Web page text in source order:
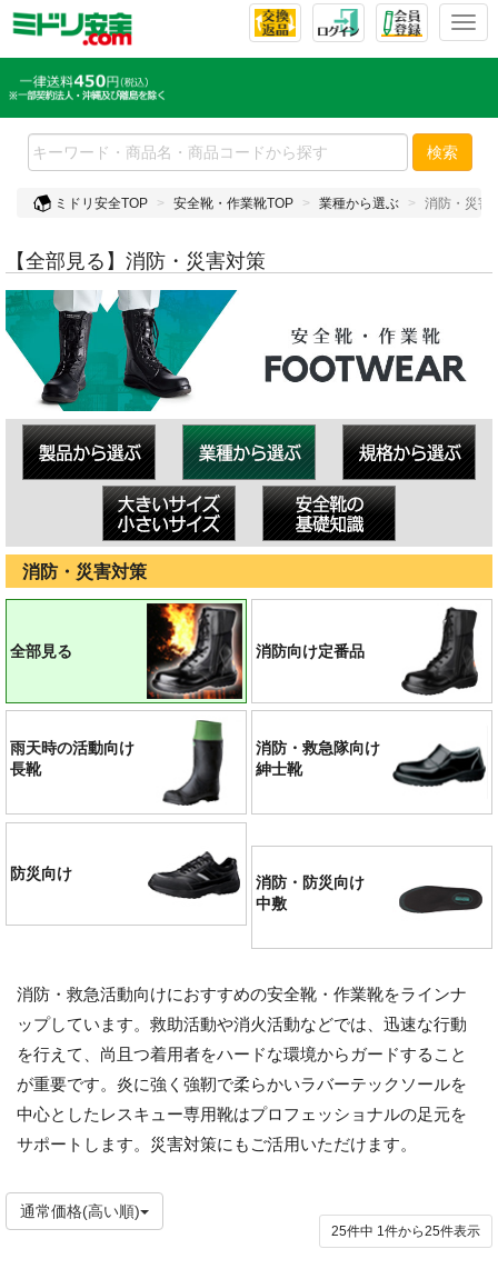
T
l
e
n
v
n
検索
ミドリ安全TOP 安全靴・作業靴TOP 業種から選ぶ 消防・災害
【全部見る】消防・災害対策
消防・災害対策
全部見る 消防向け定番品
雨天時の活動向け
長靴
消防・救急隊向け
紳士靴
防災向け
消防・防災向け
中敷
消防・救急活動向けにおすすめの安全靴・作業靴をラインナ
ップしています。救助活動や消火活動などでは、迅速な行動
を行えて、尚且つ着用者をハードな環境からガードすること
が重要です。炎に強く強靭で柔らかいラバーテックソールを
中心としたレスキュー専用靴はプロフェッショナルの足元を
サポートします。災害対策にもご活用いただけます。
通常価格(高い順)
25件中 1 件から25件表示